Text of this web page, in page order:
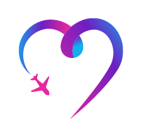
contenu
(Pressez
Entrée)